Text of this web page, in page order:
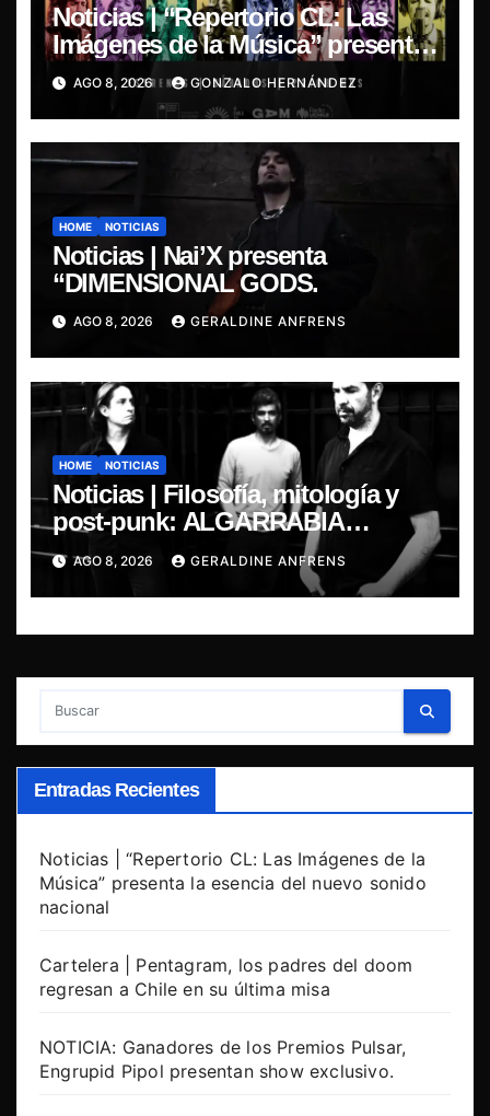
Noticias | “Repertorio CL: Las
Imágenes de la Música” presenta
la esencia del nuevo sonido
nacional
AGO 8, 2026 GONZALO HERNÁNDEZ
HOME NOTICIAS
Noticias | Nai’X presenta
“DIMENSIONAL GODS.
AGO 8, 2026 GERALDINE ANFRENS
HOME NOTICIAS
Noticias | Filosofía, mitología y
post-punk: ALGARRABIA
presenta “Cantos de Sirena”
AGO 8, 2026 GERALDINE ANFRENS
Entradas Recientes
Noticias | “Repertorio CL: Las Imágenes de la
Música” presenta la esencia del nuevo sonido
nacional
Cartelera | Pentagram, los padres del doom
regresan a Chile en su última misa
NOTICIA: Ganadores de los Premios Pulsar,
Engrupid Pipol presentan show exclusivo.